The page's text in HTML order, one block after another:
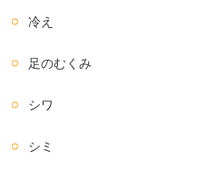
冷え
足のむくみ
シワ
シミ